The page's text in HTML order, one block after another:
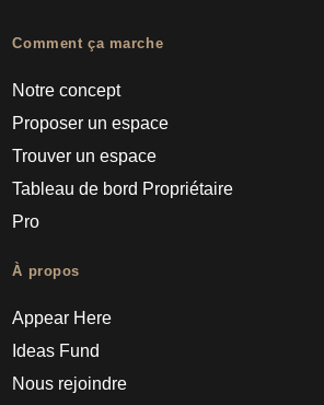
Comment ça marche
Notre concept
Proposer un espace
Trouver un espace
Tableau de bord Propriétaire
Pro
À propos
Appear Here
Ideas Fund
Nous rejoindre